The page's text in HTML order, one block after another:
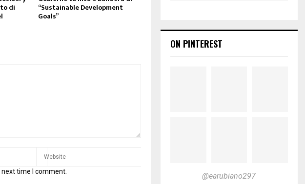
di “Sustainable Development
Goals”
time I comment.
ON PINTEREST
@earubiano297